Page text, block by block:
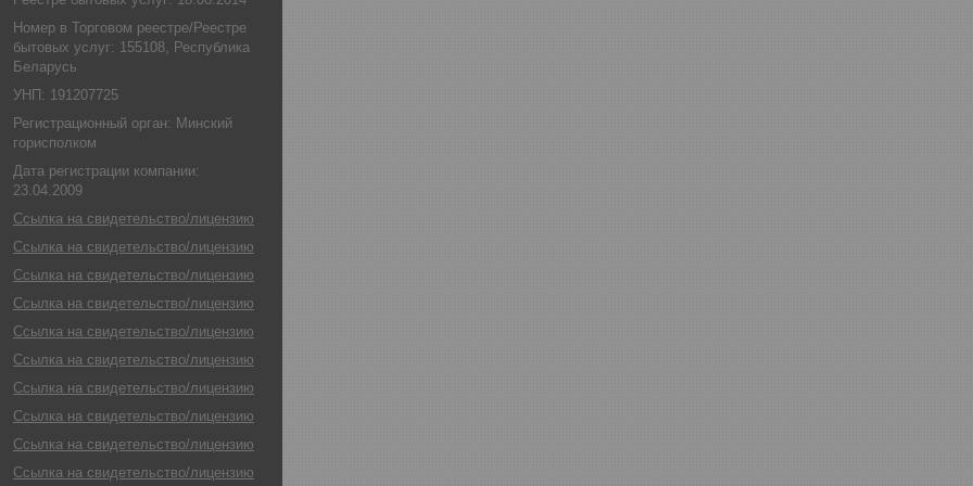
Номер в Торговом реестре/Реестре
бытовых услуг: 155108, Республика
Беларусь
УНП: 191207725
Регистрационный орган: Минский
горисполком
Дата регистрации компании:
23.04.2009
Ссылка на свидетельство/лицензию
Ссылка на свидетельство/лицензию
Ссылка на свидетельство/лицензию
Ссылка на свидетельство/лицензию
Ссылка на свидетельство/лицензию
Ссылка на свидетельство/лицензию
Ссылка на свидетельство/лицензию
Ссылка на свидетельство/лицензию
Ссылка на свидетельство/лицензию
Ссылка на свидетельство/лицензию